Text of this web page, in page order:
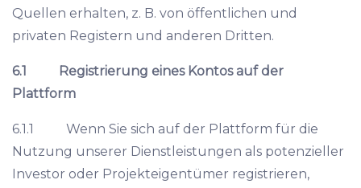
Quellen erhalten, z. B. von öffentlichen und
privaten Registern und anderen Dritten.
6.1
Registrierung eines Kontos auf der
Plattform
6.1.1 Wenn Sie sich auf der Plattform für die
Nutzung unserer Dienstleistungen als potenzieller
Investor oder Projekteigentümer registrieren,